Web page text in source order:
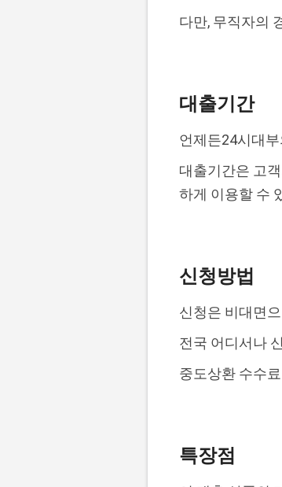
다만, 무직자의
대출기간
언제든24시대
대출기간은 고
하게 이용할 수
신청방법
신청은 비대면
전국 어디서나
중도상환 수수
특장점